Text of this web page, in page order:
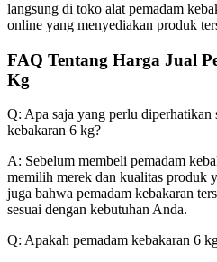
langsung di toko alat pemadam
online yang menyediakan produk
FAQ Tentang Harga Jual
Kg
Q: Apa saja yang perlu diperhatikan
kebakaran 6 kg?
A: Sebelum membeli pemadam
memilih merek dan kualitas produk
juga bahwa pemadam kebakaran
sesuai dengan kebutuhan Anda.
Q: Apakah pemadam kebakaran 6